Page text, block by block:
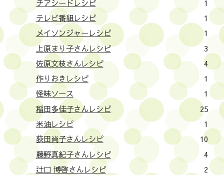
チアシードレシピ
1
テレビ番組レシピ
1
メイソンジャーレシピ
1
上原まり子さんレシピ
3
佐原文枝さんレシピ
4
作りおきレシピ
1
怪味ソース
1
稲田多佳子さんレシピ
25
米油レシピ
1
荻田尚子さんレシピ
10
藤野真紀子さんレシピ
4
辻口 博啓さんレシピ
2